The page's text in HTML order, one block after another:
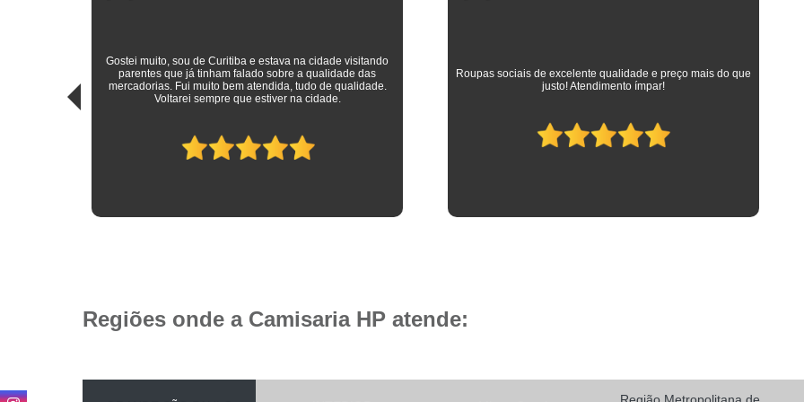
Camisa
Camisa Social Listrada
Camisa Social Listrada Masculina
Camisa Social Masculina Listrada Preto e
Camisa Manga Longa Masculina
Roupas sociais de excelente qualidade e preço mais do que
justo! Atendimento ímpar!
As melhores camisas que vestem meus filhos desde a
adolescência até os dias atuais em que trabalham como
advogados. Parabéns à toda equipe da Camisaria HP!
Regiões onde a Camisaria HP atende: